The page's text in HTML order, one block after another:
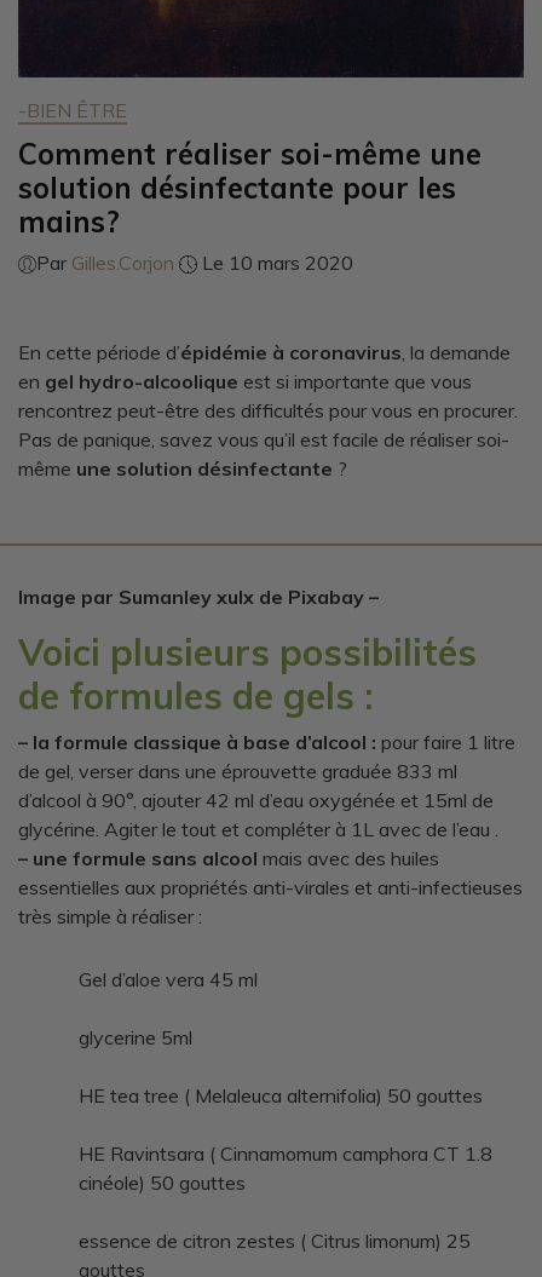
-BIEN ÊTRE
Comment réaliser soi-même une
solution désinfectante pour les
mains?
Par Gilles.Corjon Le 10 mars 2020
En cette période d’épidémie à coronavirus , la demande
en gel hydro-alcoolique est si importante que vous
rencontrez peut-être des difficultés pour vous en procurer.
Pas de panique, savez vous qu’il est facile de réaliser soi-
même une solution désinfectante ?
Image par Sumanley xulx de Pixabay –
Voici plusieurs possibilités
de formules de gels :
– la formule classique à base d’alcool : pour faire 1 litre
de gel, verser dans une éprouvette graduée 833 ml
d’alcool à 90°, ajouter 42 ml d’eau oxygénée et 15ml de
glycérine. Agiter le tout et compléter à 1L avec de l’eau .
– une formule sans alcool mais avec des huiles
essentielles aux propriétés anti-virales et anti-infectieuses
très simple à réaliser :
Gel d’aloe vera 45 ml
glycerine 5ml
HE tea tree ( Melaleuca alternifolia) 50 gouttes
HE Ravintsara ( Cinnamomum camphora CT 1.8
cinéole) 50 gouttes
essence de citron zestes ( Citrus limonum) 25
gouttes